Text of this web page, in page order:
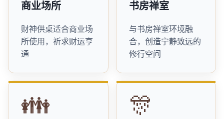
商业场所
财神供桌适合商业场
所使用，祈求财运亨
通
书房禅室
与书房禅室环境融
合，创造宁静致远的
修行空间
👪 🎊